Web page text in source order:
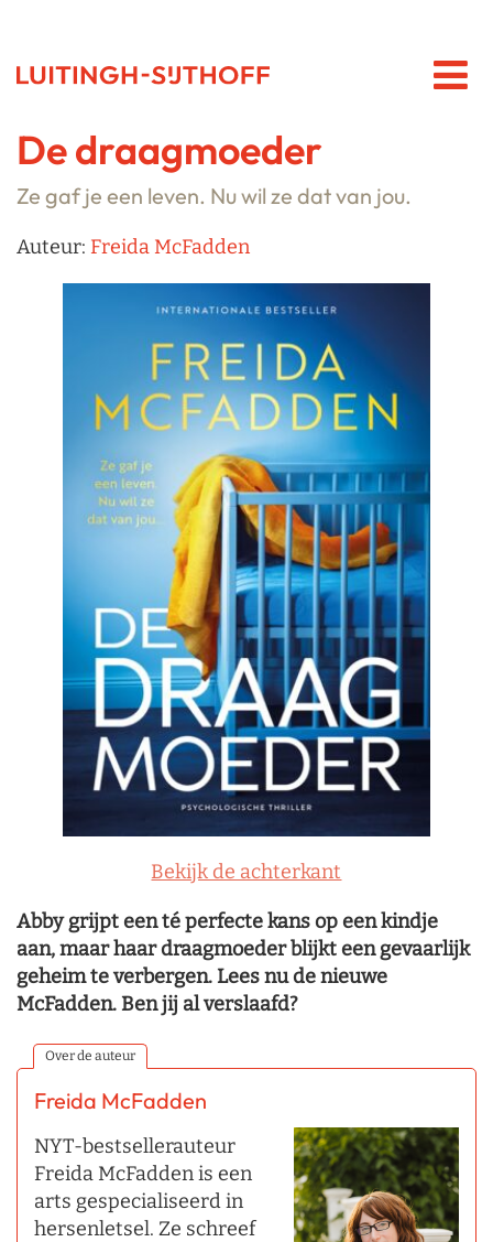
De draagmoeder
Ze gaf je een leven. Nu wil ze dat van jou.
Auteur: Freida McFadden
Bekijk de achterkant
Abby grijpt een té perfecte kans op een kindje
aan, maar haar draagmoeder blijkt een gevaarlijk
geheim te verbergen. Lees nu de nieuwe
McFadden. Ben jij al verslaafd?
Over de auteur
Freida McFadden
NYT-bestsellerauteur
Freida McFadden is een
arts gespecialiseerd in
hersenletsel. Ze schreef